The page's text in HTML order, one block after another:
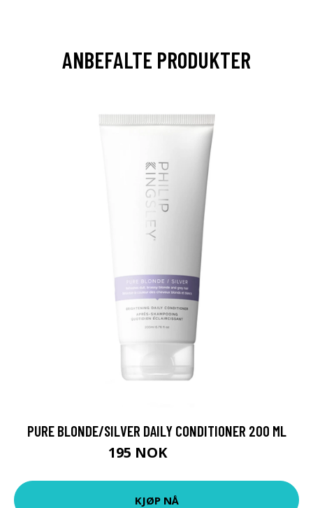
ANBEFALTE PRODUKTER
PURE BLONDE/SILVER DAILY CONDITIONER 200 ML
195 NOK
KJØP NÅ